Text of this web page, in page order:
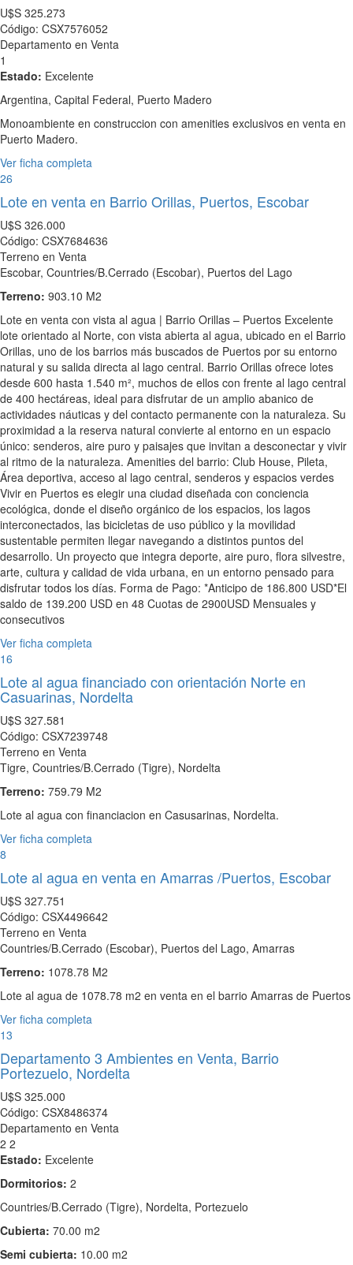
U$S 325.273
Código: CSX7576052
Departamento en Venta
1
Estado: Excelente
Argentina, Capital Federal, Puerto Madero
Monoambiente en construccion con amenities exclusivos en venta en
Puerto Madero.
Ver ficha completa
26
Lote en venta en Barrio Orillas, Puertos, Escobar
U$S 326.000
Código: CSX7684636
Terreno en Venta
Escobar, Countries/B.Cerrado (Escobar), Puertos del Lago
Terreno: 903.10 M2
Lote en venta con vista al agua | Barrio Orillas – Puertos Excelente
lote orientado al Norte, con vista abierta al agua, ubicado en el Barrio
Orillas, uno de los barrios más buscados de Puertos por su entorno
natural y su salida directa al lago central. Barrio Orillas ofrece lotes
desde 600 hasta 1.540 m², muchos de ellos con frente al lago central
de 400 hectáreas, ideal para disfrutar de un amplio abanico de
actividades náuticas y del contacto permanente con la naturaleza. Su
proximidad a la reserva natural convierte al entorno en un espacio
único: senderos, aire puro y paisajes que invitan a desconectar y vivir
al ritmo de la naturaleza. Amenities del barrio: Club House, Pileta,
Área deportiva, acceso al lago central, senderos y espacios verdes
Vivir en Puertos es elegir una ciudad diseñada con conciencia
ecológica, donde el diseño orgánico de los espacios, los lagos
interconectados, las bicicletas de uso público y la movilidad
sustentable permiten llegar navegando a distintos puntos del
desarrollo. Un proyecto que integra deporte, aire puro, flora silvestre,
arte, cultura y calidad de vida urbana, en un entorno pensado para
disfrutar todos los días. Forma de Pago: *Anticipo de 186.800 USD*El
saldo de 139.200 USD en 48 Cuotas de 2900USD Mensuales y
consecutivos
Ver ficha completa
16
Lote al agua financiado con orientación Norte en
Casuarinas, Nordelta
U$S 327.581
Código: CSX7239748
Terreno en Venta
Tigre, Countries/B.Cerrado (Tigre), Nordelta
Terreno: 759.79 M2
Lote al agua con financiacion en Casusarinas, Nordelta.
Ver ficha completa
8
Lote al agua en venta en Amarras /Puertos, Escobar
U$S 327.751
Código: CSX4496642
Terreno en Venta
Countries/B.Cerrado (Escobar), Puertos del Lago, Amarras
Terreno: 1078.78 M2
Lote al agua de 1078.78 m2 en venta en el barrio Amarras de Puertos
Ver ficha completa
13
Departamento 3 Ambientes en Venta, Barrio
Portezuelo, Nordelta
U$S 325.000
Código: CSX8486374
Departamento en Venta
2 2
Estado: Excelente
Dormitorios: 2
Countries/B.Cerrado (Tigre), Nordelta, Portezuelo
Cubierta: 70.00 m2
Semi cubierta: 10.00 m2